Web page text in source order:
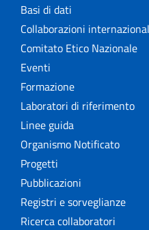
Basi di dati
Collaborazioni
Comitato Etico Nazionale
Eventi
Formazione
Laboratori di riferimento
Linee guida
Organismo Notificato
Progetti
Pubblicazioni
Registri e sorveglianze
Ricerca collaboratori